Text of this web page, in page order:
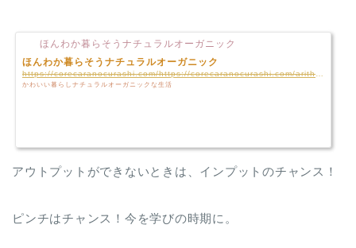
ほんわか暮らそうナチュラルオーガニック
ほんわか暮らそうナチュラルオーガニック
かわいい暮らしナチュラルオーガニックな生活
アウトプットができないときは、インプットのチャンス！
ピンチはチャンス！今を学びの時期に。